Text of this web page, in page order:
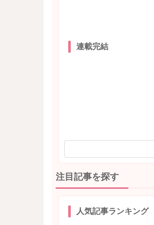
連載完結
注目記事を探す
人気記事ランキング